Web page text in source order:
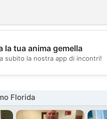
💖
la tua anima gemella
subito la nostra app di incontri!
Florida